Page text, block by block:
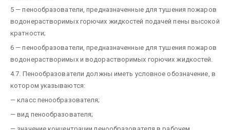
5 — пенообразователи, предназначенные для тушения пожаров
водонерастворимых горючих жидкостей подачей пены высокой
кратности;
6 — пенообразователи, предназначенные для тушения пожаров
водонерастворимых и водорастворимых горючих жидкостей.
4.7. Пенообразователи должны иметь условное обозначение, в
котором указываются:
— класс пенообразователя;
— вид пенообразователя;
— значение концентрации пенообразователя в рабочем